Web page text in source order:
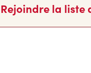
Rejoindre la